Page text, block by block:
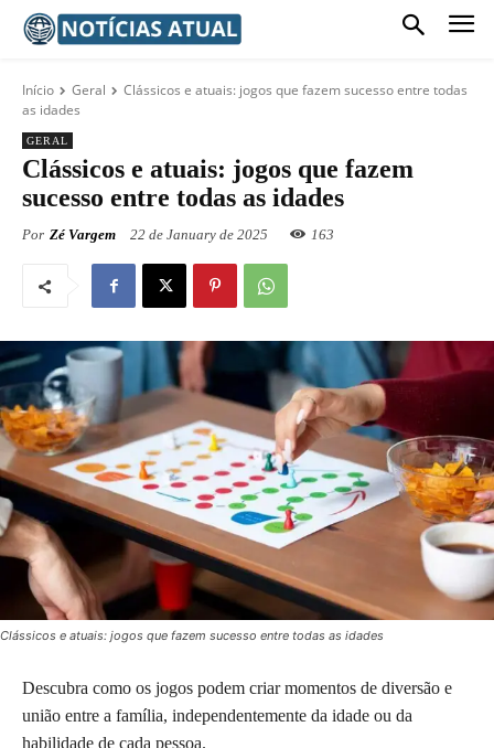
Início Geral
Clássicos e atuais: jogos que fazem sucesso entre todas
as idades
GERAL
Clássicos e atuais: jogos que fazem
sucesso entre todas as idades
Por Zé Vargem 22 de January de 2025 163
Clássicos e atuais: jogos que fazem sucesso entre todas as idades
Descubra como os jogos podem criar momentos de diversão e
união entre a família, independentemente da idade ou da
habilidade de cada pessoa.